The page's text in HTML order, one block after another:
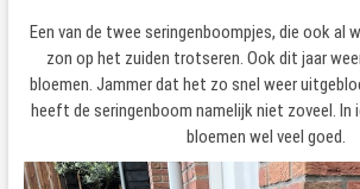
Een van de twee seringenboompjes, die ook al
zon op het zuiden trotseren. Ook dit jaar
bloemen. Jammer dat het zo snel weer
heeft de seringenboom namelijk niet zoveel. In
bloemen wel veel goed.